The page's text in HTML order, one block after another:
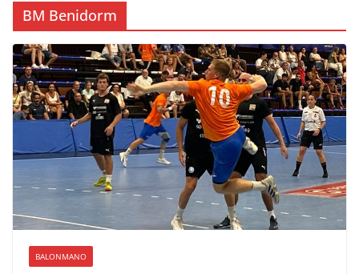
BM Benidorm
BALONMANO